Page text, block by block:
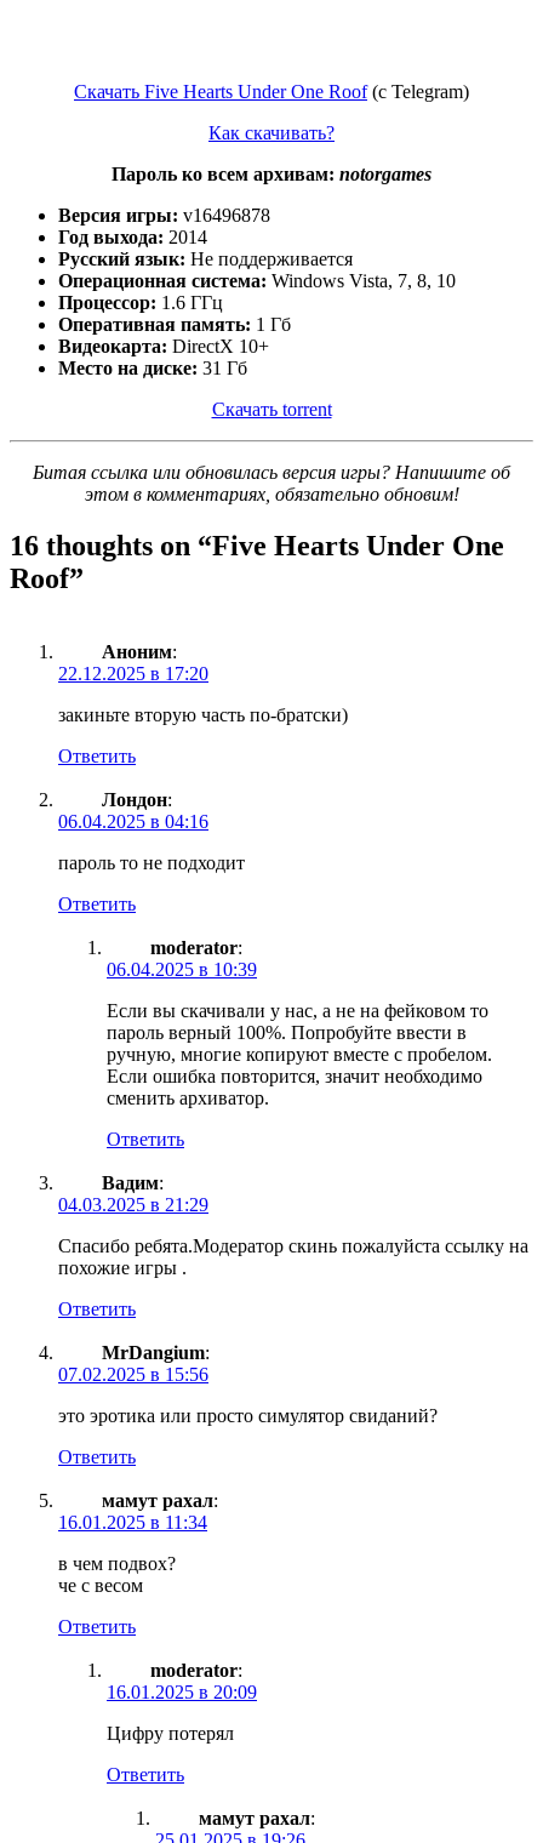
Скачать Five Hearts Under One Roof(с Telegram)
Как скачивать?
Пароль ко всем архивам: notorgames
Версия игры: v16496878
Год выхода: 2014
Русский язык: Не поддерживается
Операционная система: Windows Vista, 7, 8, 10
Процессор: 1.6 ГГц
Оперативная память: 1 Гб
Видеокарта: DirectX 10+
Место на диске: 31 Гб
Скачать torrent
Битая ссылка или обновилась версия игры? Напишите об
этом в комментариях, обязательно обновим!
16 thoughts on “Five Hearts Under One
Roof”
Аноним:
22.12.2025 в 17:20
закиньте вторую часть по-братски)
Ответить
Лондон:
06.04.2025 в 04:16
пароль то не подходит
Ответить
moderator:
06.04.2025 в 10:39
Если вы скачивали у нас, а не на фейковом то
пароль верный 100%. Попробуйте ввести в
ручную, многие копируют вместе с пробелом.
Если ошибка повторится, значит необходимо
сменить архиватор.
Ответить
Вадим:
04.03.2025 в 21:29
Спасибо ребята.Модератор скинь пожалуйста ссылку на
похожие игры .
Ответить
MrDangium:
07.02.2025 в 15:56
это эротика или просто симулятор свиданий?
Ответить
мамут рахал:
16.01.2025 в 11:34
в чем подвох?
че с весом
Ответить
moderator:
16.01.2025 в 20:09
Цифру потерял
Ответить
мамут рахал: